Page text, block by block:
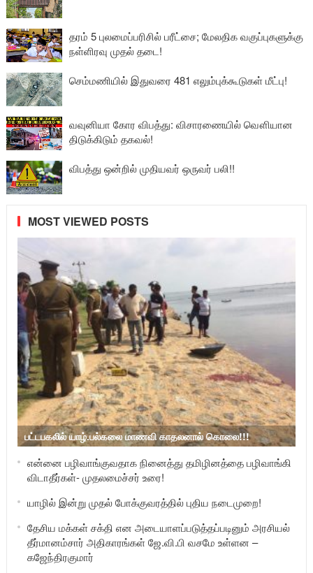
தரம் 5 புலமைப்பரிசில் பரீட்சை; மேலதிக வகுப்புகளுக்கு
நள்ளிரவு முதல் தடை!
செம்மணியில் இதுவரை 481 எலும்புக்கூடுகள் மீட்பு!
வவுனியா கோர விபத்து: விசாரணையில் வௌியான
திடுக்கிடும் தகவல்!
விபத்து ஒன்றில் முதியவர் ஒருவர் பலி!!
MOST VIEWED POSTS
பட்டபகலில் யாழ்.பல்கலை மாணவி காதலனால் கொலை!!!
என்னை பழிவாங்குவதாக நினைத்து தமிழினத்தை பழிவாங்கி
விடாதீர்கள்- முதலமைச்சர் உரை!
யாழில் இன்று முதல் போக்குவரத்தில் புதிய நடைமுறை!
தேசிய மக்கள் சக்தி என அடையாளப்படுத்தப்படினும் அரசியல்
தீர்மானம்சார் அதிகாரங்கள் ஜே.வி.பி வசமே உள்ளன –
கஜேந்திரகுமார்